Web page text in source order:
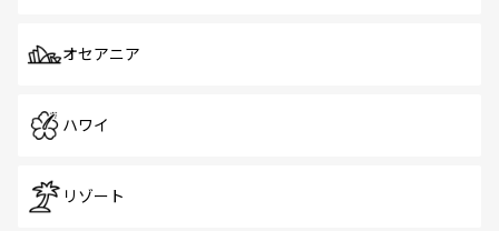
オセアニア
ハワイ
リゾート